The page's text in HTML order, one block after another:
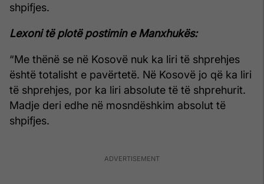
shpifjes.
Lexoni të plotë postimin e Manxhukës:
“Me thënë se në Kosovë nuk ka liri të shprehjes
është totalisht e pavërtetë. Në Kosovë jo që ka liri
të shprehjes, por ka liri absolute të të shprehurit.
Madje deri edhe në mosndëshkim absolut të
shpifjes.